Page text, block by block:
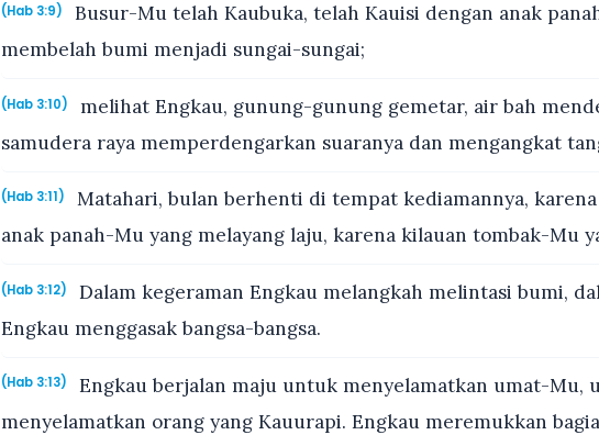
(Hab 3:9)
Busur-Mu telah Kaubuka, telah Kauisi dengan anak
membelah bumi menjadi sungai-sungai;
(Hab 3:10)
melihat Engkau, gunung-gunung gemetar, air bah
samudera raya memperdengarkan suaranya dan mengangkat
(Hab 3:11)
Matahari, bulan berhenti di tempat kediamannya, karena
anak panah-Mu yang melayang laju, karena kilauan tombak-Mu
(Hab 3:12)
Dalam kegeraman Engkau melangkah melintasi bumi,
Engkau menggasak bangsa-bangsa.
(Hab 3:13)
Engkau berjalan maju untuk menyelamatkan umat-Mu,
menyelamatkan orang yang Kauurapi. Engkau meremukkan